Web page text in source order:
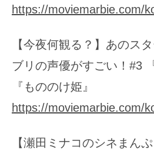
https://moviemarbie.com/
【今夜何観る？】あのス
ブリの声優がすごい！#3
『もののけ姫』
https://moviemarbie.com/
【瀬田ミナコのシネまん